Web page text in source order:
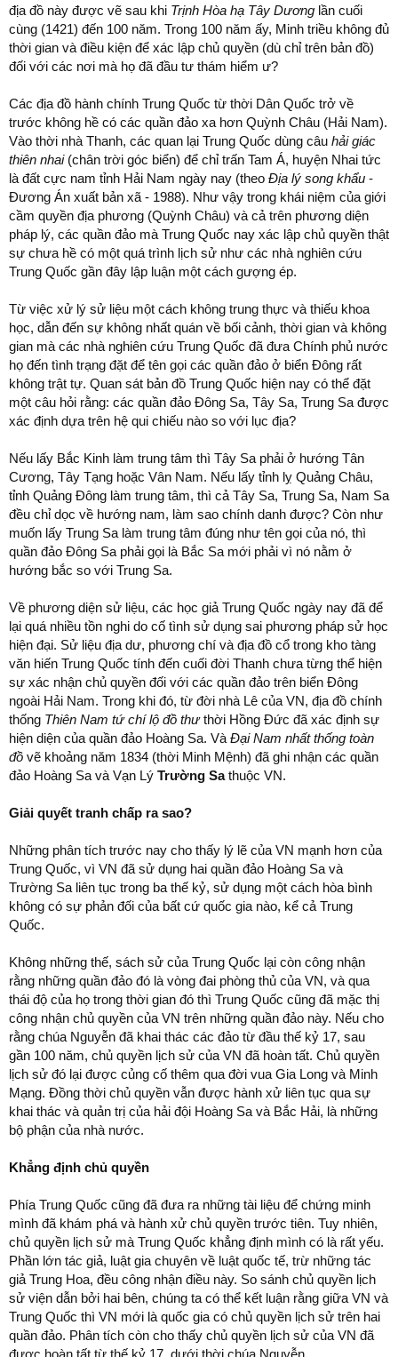
địa đồ này được vẽ sau khi Trịnh Hòa hạ Tây Dương lần cuối
cùng (1421) đến 100 năm. Trong 100 năm ấy, Minh triều không đủ
thời gian và điều kiện để xác lập chủ quyền (dù chỉ trên bản đồ)
đối với các nơi mà họ đã đầu tư thám hiểm ư?
Các địa đồ hành chính Trung Quốc từ thời Dân Quốc trở về
trước không hề có các quần đảo xa hơn Quỳnh Châu (Hải Nam).
Vào thời nhà Thanh, các quan lại Trung Quốc dùng câu hải giác
thiên nhai(chân trời góc biển) để chỉ trấn Tam Á, huyện Nhai tức
là đất cực nam tỉnh Hải Nam ngày nay (theo Địa lý song khẩu -
Đương Án xuất bản xã - 1988). Như vậy trong khái niệm của giới
cầm quyền địa phương (Quỳnh Châu) và cả trên phương diện
pháp lý, các quần đảo mà Trung Quốc nay xác lập chủ quyền thật
sự chưa hề có một quá trình lịch sử như các nhà nghiên cứu
Trung Quốc gần đây lập luận một cách gượng ép.
Từ việc xử lý sử liệu một cách không trung thực và thiếu khoa
học, dẫn đến sự không nhất quán về bối cảnh, thời gian và không
gian mà các nhà nghiên cứu Trung Quốc đã đưa Chính phủ nước
họ đến tình trạng đặt để tên gọi các quần đảo ở biển Đông rất
không trật tự. Quan sát bản đồ Trung Quốc hiện nay có thể đặt
một câu hỏi rằng: các quần đảo Đông Sa, Tây Sa, Trung Sa được
xác định dựa trên hệ qui chiếu nào so với lục địa?
Nếu lấy Bắc Kinh làm trung tâm thì Tây Sa phải ở hướng Tân
Cương, Tây Tạng hoặc Vân Nam. Nếu lấy tỉnh lỵ Quảng Châu,
tỉnh Quảng Đông làm trung tâm, thì cả Tây Sa, Trung Sa, Nam Sa
đều chỉ dọc về hướng nam, làm sao chính danh được? Còn như
muốn lấy Trung Sa làm trung tâm đúng như tên gọi của nó, thì
quần đảo Đông Sa phải gọi là Bắc Sa mới phải vì nó nằm ở
hướng bắc so với Trung Sa.
Về phương diện sử liệu, các học giả Trung Quốc ngày nay đã để
lại quá nhiều tồn nghi do cố tình sử dụng sai phương pháp sử học
hiện đại. Sử liệu địa dư, phương chí và địa đồ cổ trong kho tàng
văn hiến Trung Quốc tính đến cuối đời Thanh chưa từng thể hiện
sự xác nhận chủ quyền đối với các quần đảo trên biển Đông
ngoài Hải Nam. Trong khi đó, từ đời nhà Lê của VN, địa đồ chính
thống Thiên Nam tứ chí lộ đồ thưthời Hồng Đức đã xác định sự
hiện diện của quần đảo Hoàng Sa. Và Đại Nam nhất thống toàn
đồ vẽ khoảng năm 1834 (thời Minh Mệnh) đã ghi nhận các quần
đảo Hoàng Sa và Vạn Lý Trường Sathuộc VN.
Giải quyết tranh chấp ra sao?
Những phân tích trước nay cho thấy lý lẽ của VN mạnh hơn của
Trung Quốc, vì VN đã sử dụng hai quần đảo Hoàng Sa và
Trường Sa liên tục trong ba thế kỷ, sử dụng một cách hòa bình
không có sự phản đối của bất cứ quốc gia nào, kể cả Trung
Quốc.
Không những thế, sách sử của Trung Quốc lại còn công nhận
rằng những quần đảo đó là vòng đai phòng thủ của VN, và qua
thái độ của họ trong thời gian đó thì Trung Quốc cũng đã mặc thị
công nhận chủ quyền của VN trên những quần đảo này. Nếu cho
rằng chúa Nguyễn đã khai thác các đảo từ đầu thế kỷ 17, sau
gần 100 năm, chủ quyền lịch sử của VN đã hoàn tất. Chủ quyền
lịch sử đó lại được củng cố thêm qua đời vua Gia Long và Minh
Mạng. Đồng thời chủ quyền vẫn được hành xử liên tục qua sự
khai thác và quản trị của hải đội Hoàng Sa và Bắc Hải, là những
bộ phận của nhà nước.
Khẳng định chủ quyền
Phía Trung Quốc cũng đã đưa ra những tài liệu để chứng minh
mình đã khám phá và hành xử chủ quyền trước tiên. Tuy nhiên,
chủ quyền lịch sử mà Trung Quốc khẳng định mình có là rất yếu.
Phần lớn tác giả, luật gia chuyên về luật quốc tế, trừ những tác
giả Trung Hoa, đều công nhận điều này. So sánh chủ quyền lịch
sử viện dẫn bởi hai bên, chúng ta có thể kết luận rằng giữa VN và
Trung Quốc thì VN mới là quốc gia có chủ quyền lịch sử trên hai
quần đảo. Phân tích còn cho thấy chủ quyền lịch sử của VN đã
được hoàn tất từ thế kỷ 17, dưới thời chúa Nguyễn.